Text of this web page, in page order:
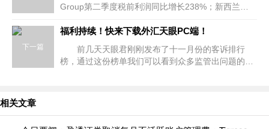
Group第二季度税前利润同比增长238%；新西兰
告；新加坡交易所将向7RIDGE的基金投资2亿美元...
下一篇
福利持续！快来下载外汇天眼PC端！
前几天天眼君刚刚发布了十一月份的客诉排行
榜，通过这份榜单我们可以看到众多监管出问题的平
相关文章